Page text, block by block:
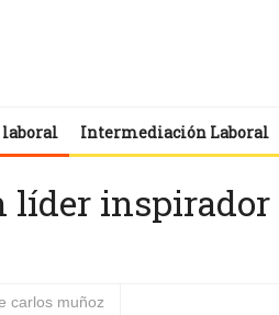
Intermediación Laboral
líder
carlos muñoz